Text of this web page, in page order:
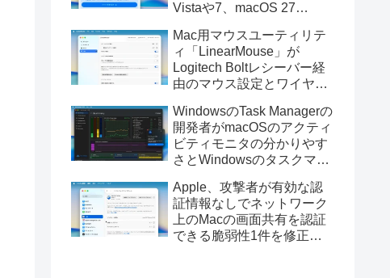
Vistaや7、macOS 27
トーラの作成に対応。
Mac用マウスユーティリテ
ィ「LinearMouse」が
Logitech Boltレシーバー経
由のマウス設定とワイヤレ
ックボールに対応。
WindowsのTask Managerの
開発者がmacOSのアクティ
ビティモニタの分かりやす
さとWindowsのタスクマネ
Mac用システムモニタアプ
リ「Task Manager TMOG」
のBeta版を公開。
Apple、攻撃者が有効な認
証情報なしでネットワーク
上のMacの画面共有を認証
できる脆弱性1件を修正し